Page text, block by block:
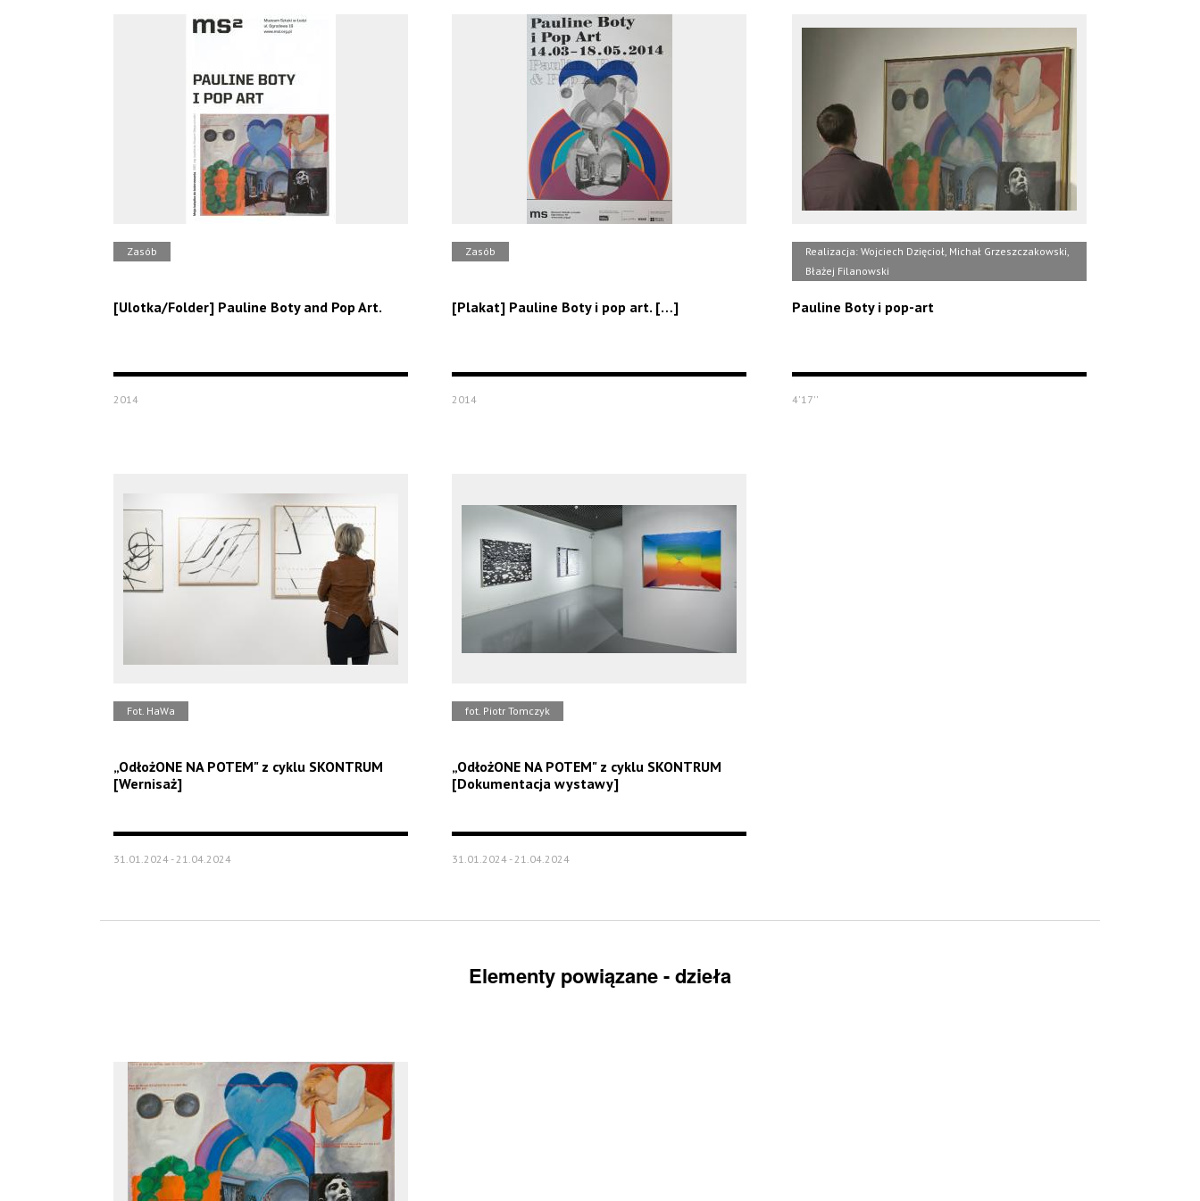
Zasób
[Ulotka/Folder] Pauline Boty and Pop Art.
2014
Zasób
[Plakat] Pauline Boty i pop art. […]
2014
Realizacja: Wojciech Dzięcioł, Michał Grzeszczakowski,
Błażej Filanowski
Pauline Boty i pop-art
4'17''
Fot. HaWa
„OdłożONE NA POTEM" z cyklu SKONTRUM
[Wernisaż]
31.01.2024 - 21.04.2024
fot. Piotr Tomczyk
„OdłożONE NA POTEM" z cyklu SKONTRUM
[Dokumentacja wystawy]
31.01.2024 - 21.04.2024
Elementy powiązane - dzieła